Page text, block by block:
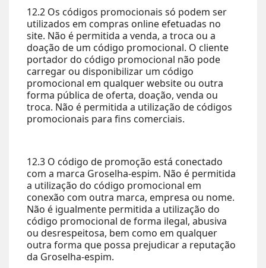
12.2 Os códigos promocionais só podem ser
utilizados em compras online efetuadas no
site. Não é permitida a venda, a troca ou a
doação de um código promocional. O cliente
portador do código promocional não pode
carregar ou disponibilizar um código
promocional em qualquer website ou outra
forma pública de oferta, doação, venda ou
troca. Não é permitida a utilização de códigos
promocionais para fins comerciais.
12.3 O código de promoção está conectado
com a marca Groselha-espim. Não é permitida
a utilização do código promocional em
conexão com outra marca, empresa ou nome.
Não é igualmente permitida a utilização do
código promocional de forma ilegal, abusiva
ou desrespeitosa, bem como em qualquer
outra forma que possa prejudicar a reputação
da Groselha-espim.